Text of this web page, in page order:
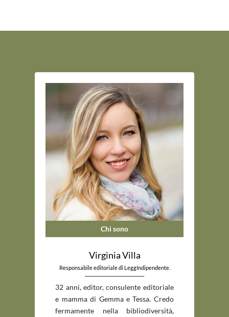
Chi sono
Virginia Villa
Responsabile editoriale di LeggIndipendente.
_____________________________
32 anni, editor, consulente editoriale
e mamma di Gemma e Tessa. Credo
fermamente nella bibliodiversità,